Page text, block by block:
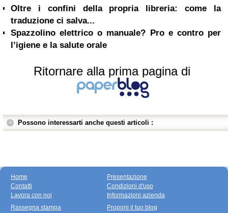
Oltre i confini della propria libreria: come la
traduzione ci salva...
Spazzolino elettrico o manuale? Pro e contro per
l’igiene e la salute orale
Ritornare alla prima pagina di
Possono interessarti anche questi articoli :
Home
Contatti
Lavora con noi
Presentazione
Condizioni d'uso
Informazioni azienda
Rassegna stampa
Proponi il tuo blog